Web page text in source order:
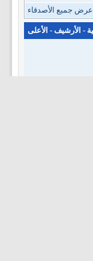
عرض جميع الأصدقاء
- الأرشيف - الأعلى